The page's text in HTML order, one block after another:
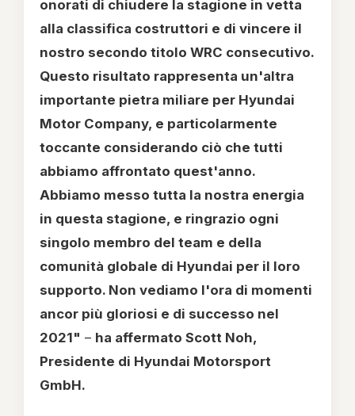
onorati di chiudere la stagione in vetta
alla classifica costruttori e di vincere il
nostro secondo titolo WRC consecutivo.
Questo risultato rappresenta un'altra
importante pietra miliare per Hyundai
Motor Company, e particolarmente
toccante considerando ciò che tutti
abbiamo affrontato quest'anno.
Abbiamo messo tutta la nostra energia
in questa stagione, e ringrazio ogni
singolo membro del team e della
comunità globale di Hyundai per il loro
supporto. Non vediamo l'ora di momenti
ancor più gloriosi e di successo nel
2021" – ha affermato Scott Noh,
Presidente di Hyundai Motorsport
GmbH.